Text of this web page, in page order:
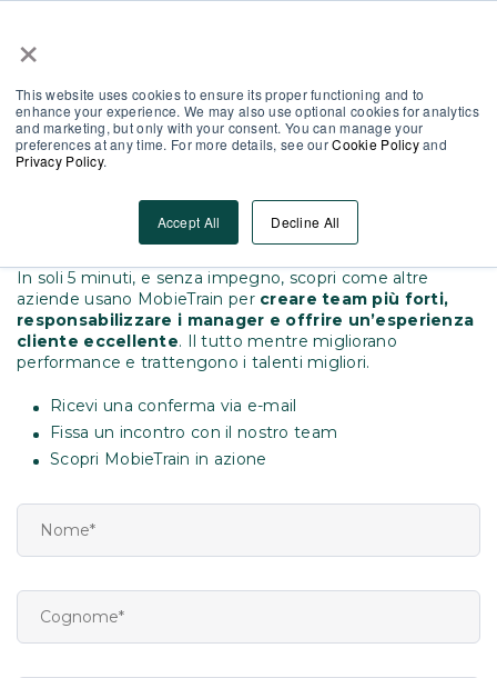
×
This website uses cookies to ensure its proper functioning and to
enhance your experience. We may also use optional cookies for analytics
and marketing, but only with your consent. You can manage your
preferences at any time. For more details, see ourCookie Policyand
Privacy Policy.
Accept All Decline All
e scopri MobieTrain
In soli 5 minuti, e senza impegno, scopri come altre
aziende usano MobieTrain per creare team più forti,
responsabilizzare i manager e offrire un’esperienza
cliente eccellente. Il tutto mentre migliorano
performance e trattengono i talenti migliori.
Ricevi una conferma via e-mail
Fissa un incontro con il nostro team
Scopri MobieTrain in azione